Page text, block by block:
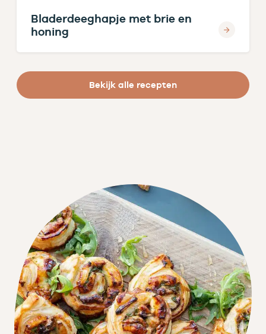
Bladerdeeghapje met brie en
honing
Bekijk alle recepten